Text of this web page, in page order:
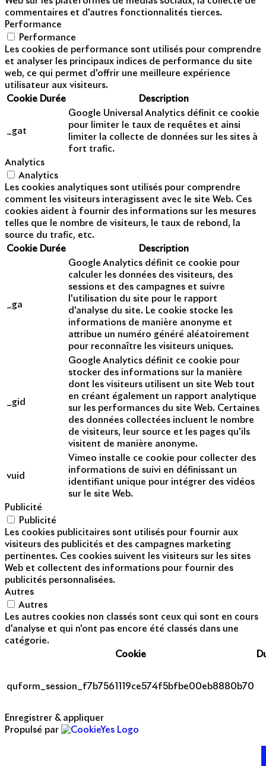
commentaires et d'autres fonctionnalités tierces.
Performance
Performance
Les cookies de performance sont utilisés pour comprendre
et analyser les principaux indices de performance du site
web, ce qui permet d'offrir une meilleure expérience
utilisateur aux visiteurs.
Cookie Durée Description
_gat
Google Universal Analytics définit ce cookie
pour limiter le taux de requêtes et ainsi
limiter la collecte de données sur les sites à
fort trafic.
Analytics
Analytics
Les cookies analytiques sont utilisés pour comprendre
comment les visiteurs interagissent avec le site Web. Ces
cookies aident à fournir des informations sur les mesures
telles que le nombre de visiteurs, le taux de rebond, la
source du trafic, etc.
Cookie Durée Description
_ga
Google Analytics définit ce cookie pour
calculer les données des visiteurs, des
sessions et des campagnes et suivre
l'utilisation du site pour le rapport
d'analyse du site. Le cookie stocke les
informations de manière anonyme et
attribue un numéro généré aléatoirement
pour reconnaître les visiteurs uniques.
_gid
Google Analytics définit ce cookie pour
stocker des informations sur la manière
dont les visiteurs utilisent un site Web tout
en créant également un rapport analytique
sur les performances du site Web. Certaines
des données collectées incluent le nombre
de visiteurs, leur source et les pages qu'ils
visitent de manière anonyme.
vuid
Vimeo installe ce cookie pour collecter des
informations de suivi en définissant un
identifiant unique pour intégrer des vidéos
sur le site Web.
Publicité
Publicité
Les cookies publicitaires sont utilisés pour fournir aux
visiteurs des publicités et des campagnes marketing
pertinentes. Ces cookies suivent les visiteurs sur les sites
Web et collectent des informations pour fournir des
publicités personnalisées.
Autres
Autres
Les autres cookies non classés sont ceux qui sont en cours
d'analyse et qui n'ont pas encore été classés dans une
catégorie.
Cookie
quform_session_f7b7561119ce574f5bfbe00eb8880b70
Enregistrer & appliquer
Propulsé par